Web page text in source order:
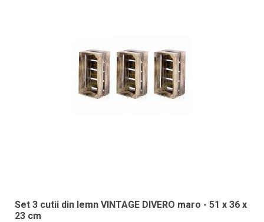
Set 3 cutii din lemn VINTAGE DIVERO maro - 51 x 36 x
23 cm